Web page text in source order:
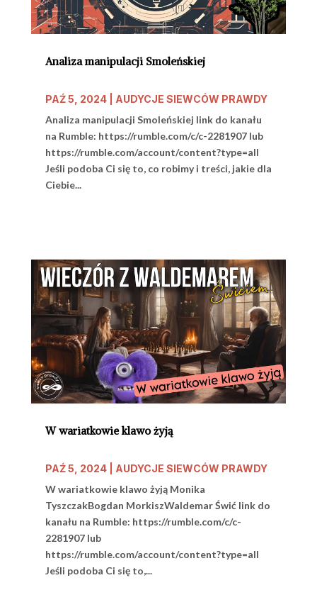
Analiza manipulacji Smoleńskiej
PAŹ 5, 2024| AUDYCJE SIEWCÓW PRAWDY
Analiza manipulacji Smoleńskiej link do kanału
na Rumble: https://rumble.com/c/c-2281907 lub
https://rumble.com/account/content?type=all
Jeśli podoba Ci się to, co robimy i treści, jakie dla
Ciebie...
W wariatkowie klawo żyją
PAŹ 5, 2024| AUDYCJE SIEWCÓW PRAWDY
W wariatkowie klawo żyją Monika
TyszczakBogdan MorkiszWaldemar Świć link do
kanału na Rumble: https://rumble.com/c/c-
2281907 lub
https://rumble.com/account/content?type=all
Jeśli podoba Ci się to,...